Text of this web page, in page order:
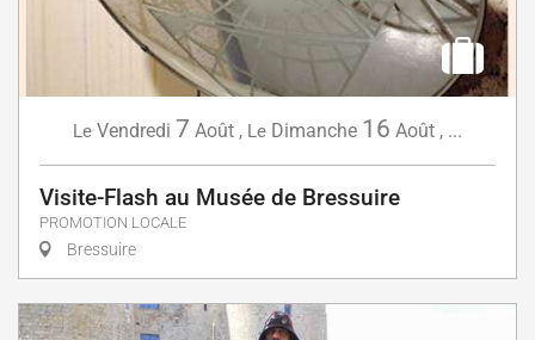
Le Vendredi 7 Août , Le Dimanche 16 Août , ...
Visite-Flash au Musée de Bressuire
PROMOTION LOCALE
Bressuire